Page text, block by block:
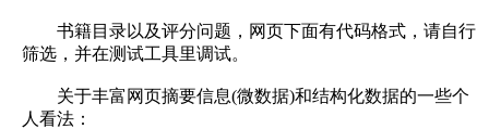
书籍目录以及评分问题，网页下面有代码格式，请自行
筛选，并在测试工具里调试。
关于丰富网页摘要信息(微数据)和结构化数据的一些个
人看法：